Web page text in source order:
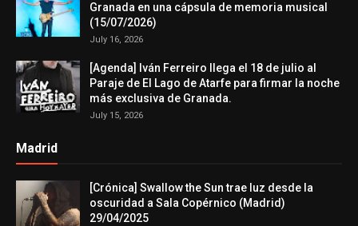
Granada en una cápsula de memoria musical
(15/07/2026)
July 16, 2026
[Agenda] Iván Ferreiro llega el 18 de julio al
Paraje de El Lago de Atarfe para firmar la noche
más exclusiva de Granada.
July 15, 2026
Madrid
[Crónica] Swallow the Sun trae luz desde la
oscuridad a Sala Copérnico (Madrid)
29/04/2025